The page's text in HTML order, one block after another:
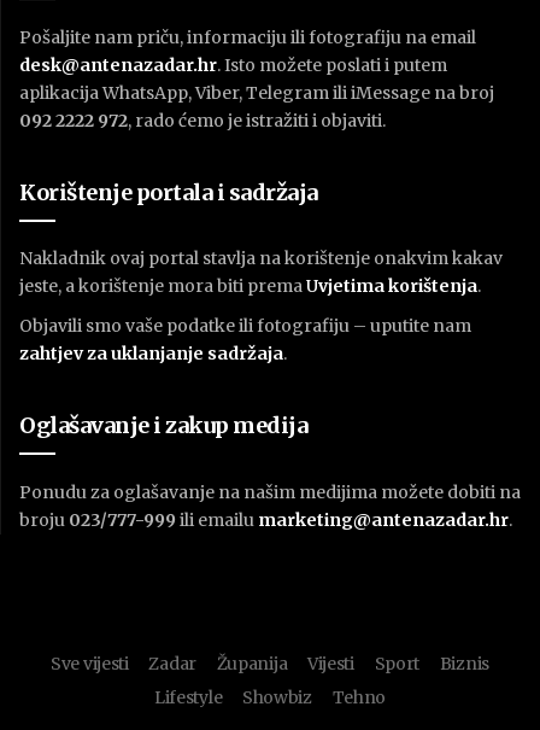
Pošaljite nam priču, informaciju ili fotografiju na email
desk@antenazadar.hr. Isto možete poslati i putem
aplikacija WhatsApp, Viber, Telegram ili iMessage na broj
092 2222 972, rado ćemo je istražiti i objaviti.
Korištenje portala i sadržaja
Nakladnik ovaj portal stavlja na korištenje onakvim kakav
jeste, a korištenje mora biti premaUvjetima korištenja.
Objavili smo vaše podatke ili fotografiju – uputite nam
zahtjev za uklanjanje sadržaja.
Oglašavanje i zakup medija
Ponudu za oglašavanje na našim medijima možete dobiti na
broju 023/777-999 ili emailu marketing@antenazadar.hr.
Sve vijesti Zadar Županija Vijesti Sport
Biznis
Lifestyle
Showbiz Tehno